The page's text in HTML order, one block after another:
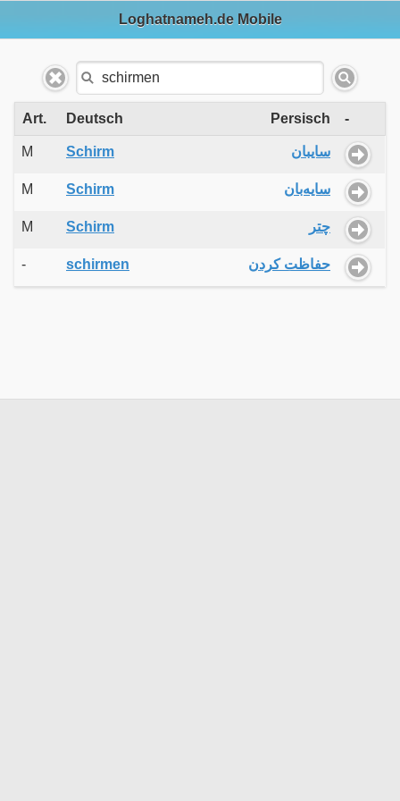
Loghatnameh.de Mobile
Art. Deutsch Persisch -
M Schirm سایبان
M Schirm سایه‌بان
M Schirm چتر
- schirmen حفاظت کردن